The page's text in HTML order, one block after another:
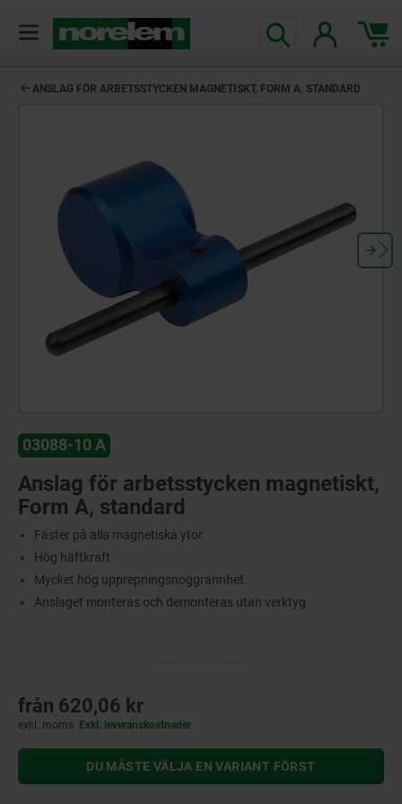
ANSLAG FÖR ARBETSSTYCKEN MAGNETISKT, FORM A, STANDARD
03088-10 A
Anslag för arbetsstycken magnetiskt,
Form A, standard
Fäster på alla magnetiska ytor
Hög häftkraft
Mycket hög upprepningsnoggrannhet
Anslaget monteras och demonteras utan verktyg
från 620,06 kr
exkl. moms Exkl. leveranskostnader
DU MÅSTE VÄLJA EN VARIANT FÖRST